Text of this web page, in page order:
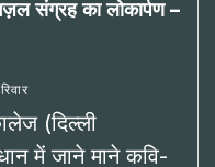
संग्रह का लोकार्पण –
(दिल्ली
में जाने माने कवि-